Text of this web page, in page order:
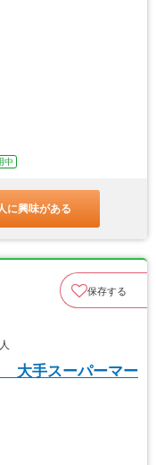
中
に興味がある
保存する
大手スーパーマー